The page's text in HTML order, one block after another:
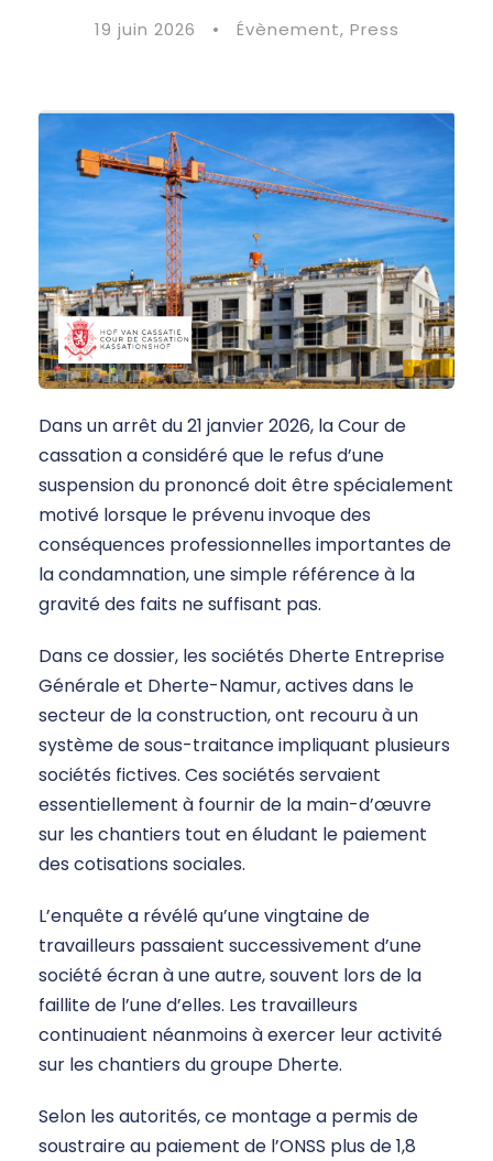
19 juin 2026 • Évènement, Press
Dans un arrêt du 21 janvier 2026, la Cour de
cassation a considéré que le refus d’une
suspension du prononcé doit être spécialement
motivé lorsque le prévenu invoque des
conséquences professionnelles importantes de
la condamnation, une simple référence à la
gravité des faits ne suffisant pas.
Dans ce dossier, les sociétés Dherte Entreprise
Générale et Dherte-Namur, actives dans le
secteur de la construction, ont recouru à un
système de sous-traitance impliquant plusieurs
sociétés fictives. Ces sociétés servaient
essentiellement à fournir de la main-d’œuvre
sur les chantiers tout en éludant le paiement
des cotisations sociales.
L’enquête a révélé qu’une vingtaine de
travailleurs passaient successivement d’une
société écran à une autre, souvent lors de la
faillite de l’une d’elles. Les travailleurs
continuaient néanmoins à exercer leur activité
sur les chantiers du groupe Dherte.
Selon les autorités, ce montage a permis de
soustraire au paiement de l’ONSS plus de 1,8